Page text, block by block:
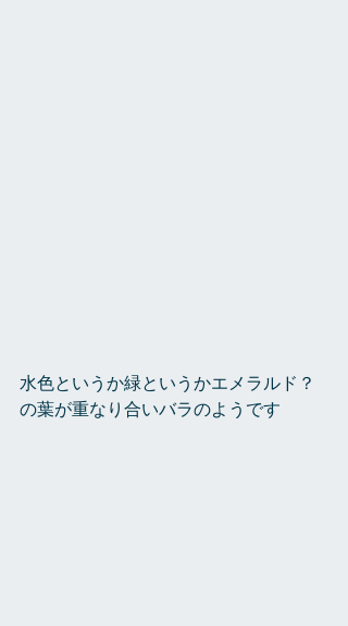
水色というか緑というかエメラルド？
の葉が重なり合いバラのようです